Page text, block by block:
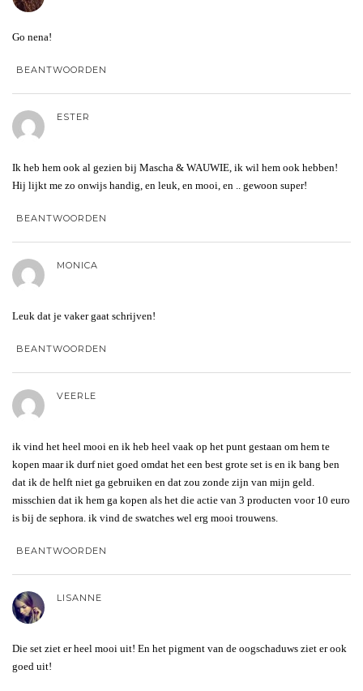
Go nena!
BEANTWOORDEN
ESTER
Ik heb hem ook al gezien bij Mascha & WAUWIE, ik wil hem ook hebben!
Hij lijkt me zo onwijs handig, en leuk, en mooi, en .. gewoon super!
BEANTWOORDEN
MONICA
Leuk dat je vaker gaat schrijven!
BEANTWOORDEN
VEERLE
ik vind het heel mooi en ik heb heel vaak op het punt gestaan om hem te
kopen maar ik durf niet goed omdat het een best grote set is en ik bang ben
dat ik de helft niet ga gebruiken en dat zou zonde zijn van mijn geld.
misschien dat ik hem ga kopen als het die actie van 3 producten voor 10 euro
is bij de sephora. ik vind de swatches wel erg mooi trouwens.
BEANTWOORDEN
LISANNE
Die set ziet er heel mooi uit! En het pigment van de oogschaduws ziet er ook
goed uit!